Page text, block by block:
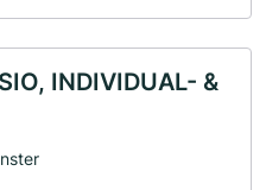
INDIVIDUAL- &